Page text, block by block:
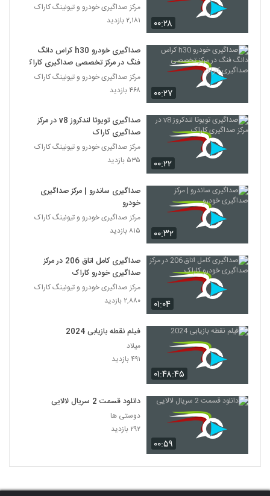
۰۰:۲۸
مرکز صداگیری خودرو و تیونینگ کاراک
۲,۱۸۱ بازدید
۰۰:۲۷
صداگیری خودرو h30 کراس دانگ
فنگ در مرکز تخصصی صداگیری کاراک
مرکز صداگیری خودرو و تیونینگ کاراک
۴۶۸ بازدید
۰۰:۲۲
صداگیری تویوتا لندکروز v8 در مرکز
صداگیری کاراک
مرکز صداگیری خودرو و تیونینگ کاراک
۵۳۵ بازدید
۰۰:۳۲
صداگیری ساندرو | مرکز صداگیری
خودرو
مرکز صداگیری خودرو و تیونینگ کاراک
۸۱۵ بازدید
۰۱:۰۴
صداگیری کامل اتاق 206 در مرکز
صداگیری خودرو کاراک
مرکز صداگیری خودرو و تیونینگ کاراک
۲,۸۸۰ بازدید
۰۱:۴۸:۴۵
فیلم نقطه بازیابی 2024
میلاد
۴۹۱ بازدید
۰۰:۵۹
دانلود قسمت 2 سریال لالایی
دوستی ها
۲۹۲ بازدید